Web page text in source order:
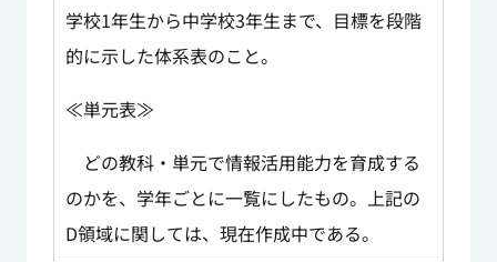
学校1年生から中学校3年生まで、目標を段階
的に示した体系表のこと。
≪単元表≫
どの教科・単元で情報活用能力を育成する
のかを、学年ごとに一覧にしたもの。上記の
D領域に関しては、現在作成中である。